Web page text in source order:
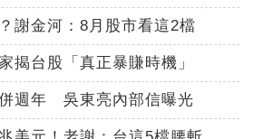
謝金河：8月股市看這2檔
揭台股「真正暴賺時機」
週年 吳東亮內部信曝光